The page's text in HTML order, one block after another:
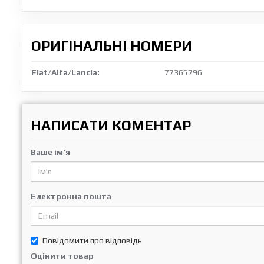
ОРИГІНАЛЬНІ НОМЕРИ
Fiat/Alfa/Lancia: 77365796
НАПИСАТИ КОМЕНТАР
Ваше ім'я
Електронна пошта
Повідомити про відповідь
Оцінити товар